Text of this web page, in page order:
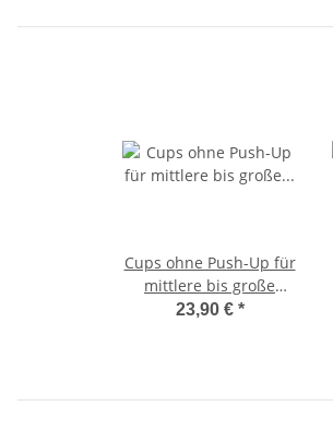
Cups ohne Push-Up für
mittlere bis große
Größen D-Cup
23,90 € *